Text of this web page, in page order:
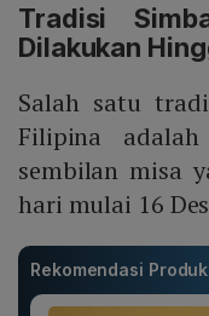
Tradisi
Dilakukan
Salah satu
Filipina adalah
sembilan misa
hari mulai 16
Rekomendasi Produk